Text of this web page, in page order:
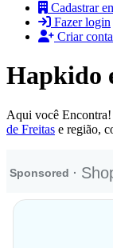
Cadastrar
Fazer login
Criar conta
Hapkido
Aqui você Encontra!
de Freitas e região,